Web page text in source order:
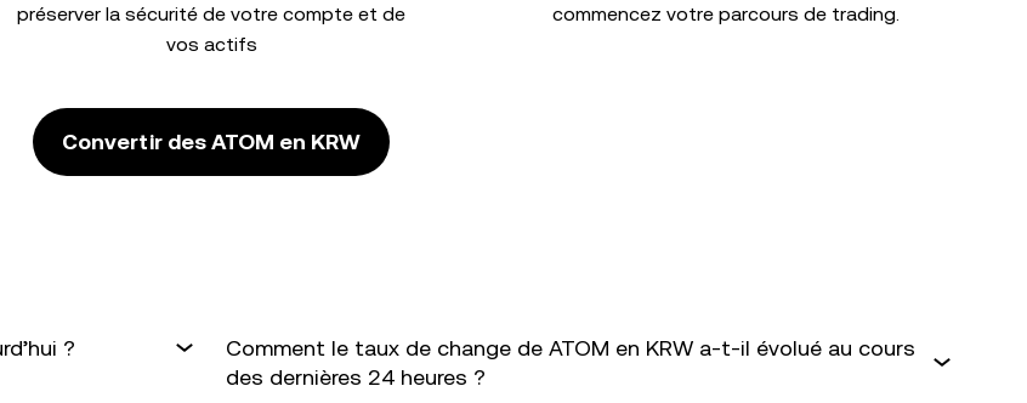
préserver la sécurité de votre compte et de
vos actifs
commencez votre parcours de trading.
Convertir des ATOM en KRW
?
Comment le taux de change de ATOM en KRW a-t-il évolué au cours
des dernières 24 heures ?